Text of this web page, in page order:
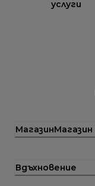
услуги
МагазинМагазин
Вдъхновение